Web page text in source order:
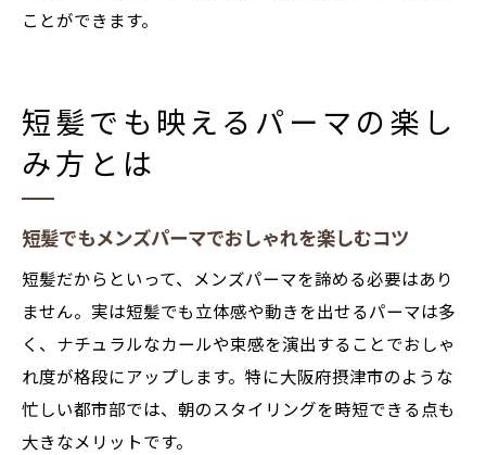
ことができます。
短髪でも映えるパーマの楽し
み方とは
短髪でもメンズパーマでおしゃれを楽しむコツ
短髪だからといって、メンズパーマを諦める必要はあり
ません。実は短髪でも立体感や動きを出せるパーマは多
く、ナチュラルなカールや束感を演出することでおしゃ
れ度が格段にアップします。特に大阪府摂津市のような
忙しい都市部では、朝のスタイリングを時短できる点も
大きなメリットです。